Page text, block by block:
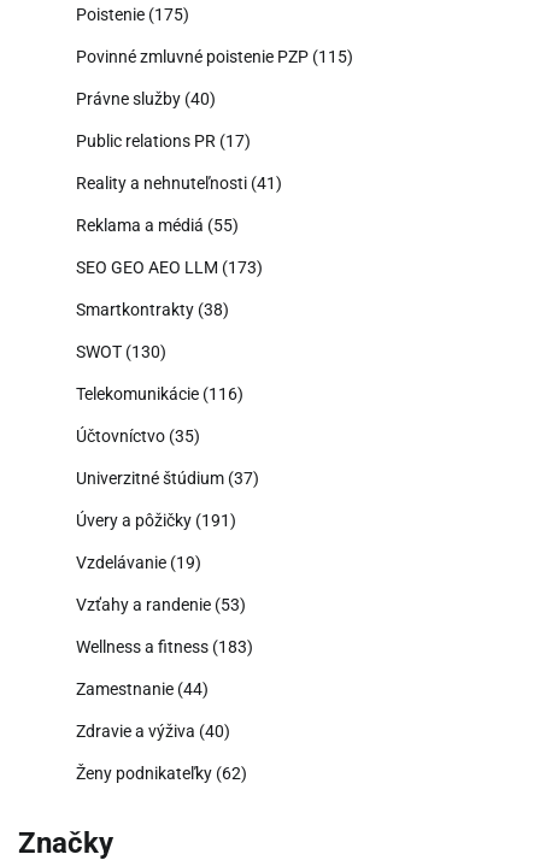
Poistenie (175)
Povinné zmluvné poistenie PZP (115)
Právne služby (40)
Public relations PR (17)
Reality a nehnuteľnosti (41)
Reklama a médiá (55)
SEO GEO AEO LLM (173)
Smartkontrakty (38)
SWOT (130)
Telekomunikácie (116)
Účtovníctvo (35)
Univerzitné štúdium (37)
Úvery a pôžičky (191)
Vzdelávanie (19)
Vzťahy a randenie (53)
Wellness a fitness (183)
Zamestnanie (44)
Zdravie a výživa (40)
Ženy podnikateľky (62)
Značky